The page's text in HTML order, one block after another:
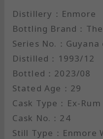
Distillery：Enmore
Bottling Brand：
Series No.：
Distilled：1993/12
Bottled：2023/08
Stated Age：29
Cask Type：Ex-Rum
Cask No.：24
Still Type：Enmore